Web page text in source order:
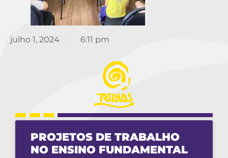
julho 1, 2024 6:11 pm
PROJETOS DE TRABALHO
NO ENSINO FUNDAMENTAL